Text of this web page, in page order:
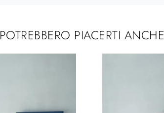
POTREBBERO PIACERTI ANCHE